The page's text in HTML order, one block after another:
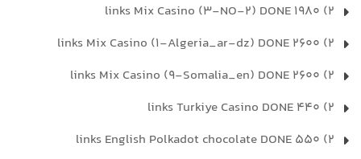
2) 1980 links Mix Casino (3-NO-2) DONE
2) 2600 links Mix Casino (1-Algeria_ar-dz) DONE
2) 2600 links Mix Casino (9-Somalia_en) DONE
2) 440 links Turkiye Casino DONE
2) 550 links English Polkadot chocolate DONE